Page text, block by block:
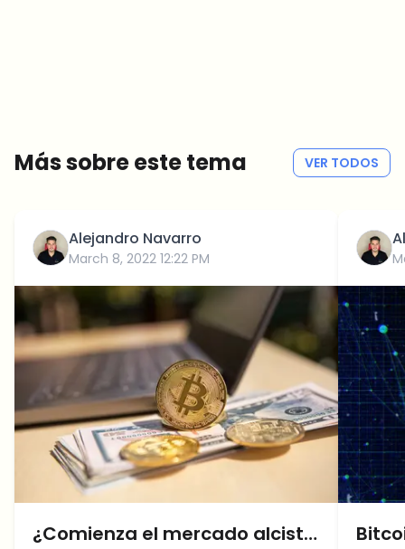
Más sobre este tema VER TODOS
Alejandro Navarro
March 8, 2022 12:22 PM
¿Comienza el mercado alcista